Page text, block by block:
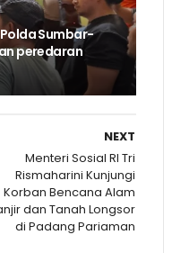
Sumbar-
peredaran
NEXT
Menteri Sosial RI Tri
Rismaharini Kunjungi
Korban Bencana Alam
dan Tanah Longsor
di Padang Pariaman